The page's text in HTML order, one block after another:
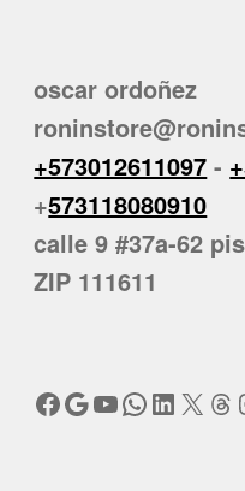
oscar ordoñez
+573012611097 -
+573118080910
calle 9 #37a-62
ZIP 111611
Facebook
Google
YouTube
X